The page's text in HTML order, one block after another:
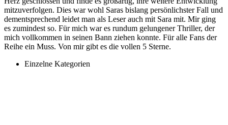
mitzuverfolgen. Dies war wohl Saras bislang persönlichster Fall und
dementsprechend leidet man als Leser auch mit Sara mit. Mir ging
es zumindest so. Für mich war es rundum gelungener Thriller, der
mich vollkommen in seinen Bann ziehen konnte. Für alle Fans der
Reihe ein Muss. Von mir gibt es die vollen 5 Sterne.
Einzelne Kategorien